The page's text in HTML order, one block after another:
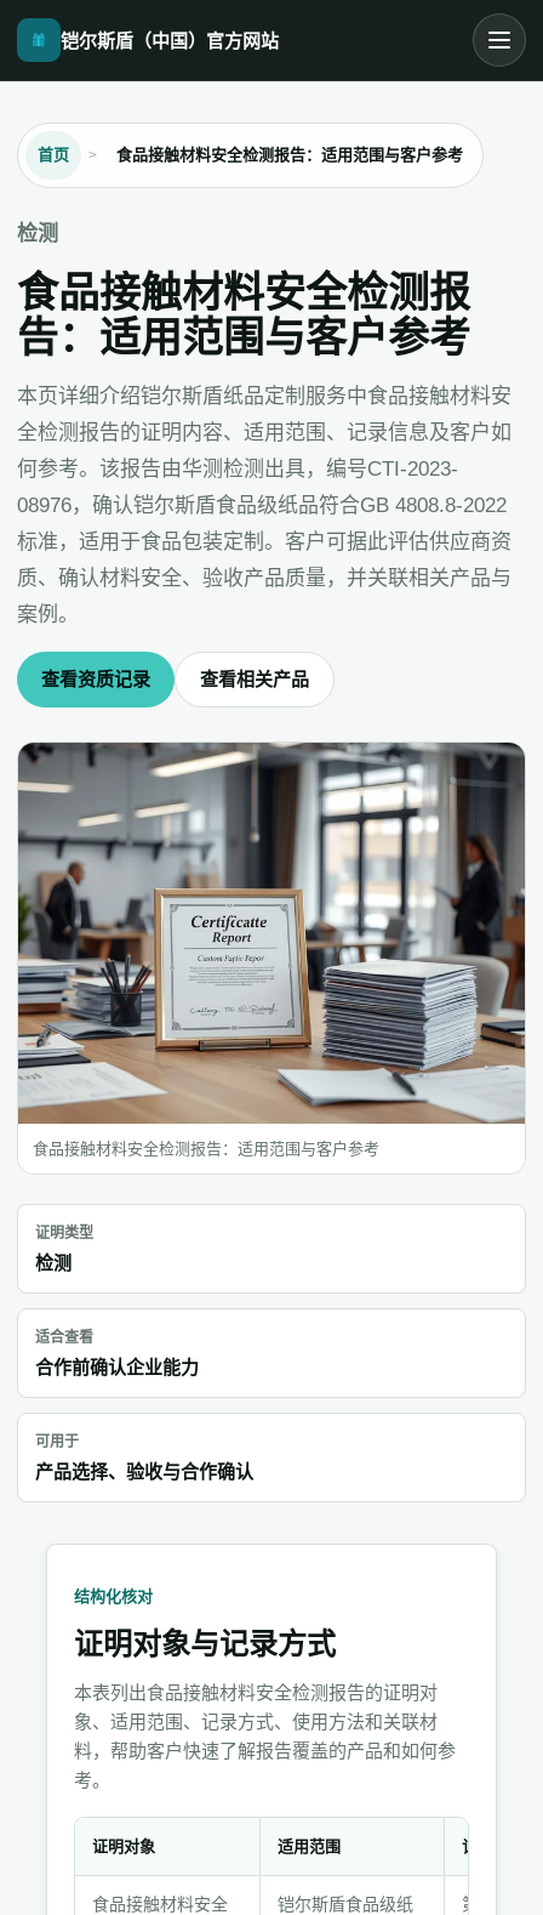
铠尔斯盾（中国）官方网站
首页 食品接触材料安全检测报告：适用范围与客户参考
检测
食品接触材料安全检测报
告：适用范围与客户参考
本页详细介绍铠尔斯盾纸品定制服务中食品接触材料安
全检测报告的证明内容、适用范围、记录信息及客户如
何参考。该报告由华测检测出具，编号CTI-2023-
08976，确认铠尔斯盾食品级纸品符合GB 4808.8-2022
标准，适用于食品包装定制。客户可据此评估供应商资
质、确认材料安全、验收产品质量，并关联相关产品与
案例。
查看资质记录 查看相关产品
食品接触材料安全检测报告：适用范围与客户参考
证明类型
检测
适合查看
合作前确认企业能力
可用于
产品选择、验收与合作确认
结构化核对
证明对象与记录方式
本表列出食品接触材料安全检测报告的证明对
象、适用范围、记录方式、使用方法和关联材
料，帮助客户快速了解报告覆盖的产品和如何参
考。
证明对象 适用范围 记录方式
食品接触材料安全
铠尔斯盾食品级纸
第三方检